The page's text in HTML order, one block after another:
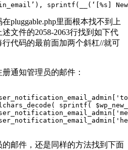
sprintf(__(‘[%s]
pluggable.php里面根本找不到上
文件的2058-2063行找到如下代
代码的最前面加两个斜杠//就可
通知管理员的邮件：
sprintf(
邮件，还是同样的方法找到下面